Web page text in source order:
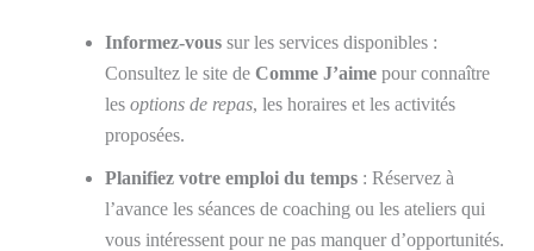
Informez-vous sur les services disponibles :
Consultez le site de Comme J’aime pour connaître
les options de repas, les horaires et les activités
proposées.
Planifiez votre emploi du temps : Réservez à
l’avance les séances de coaching ou les ateliers qui
vous intéressent pour ne pas manquer d’opportunités.